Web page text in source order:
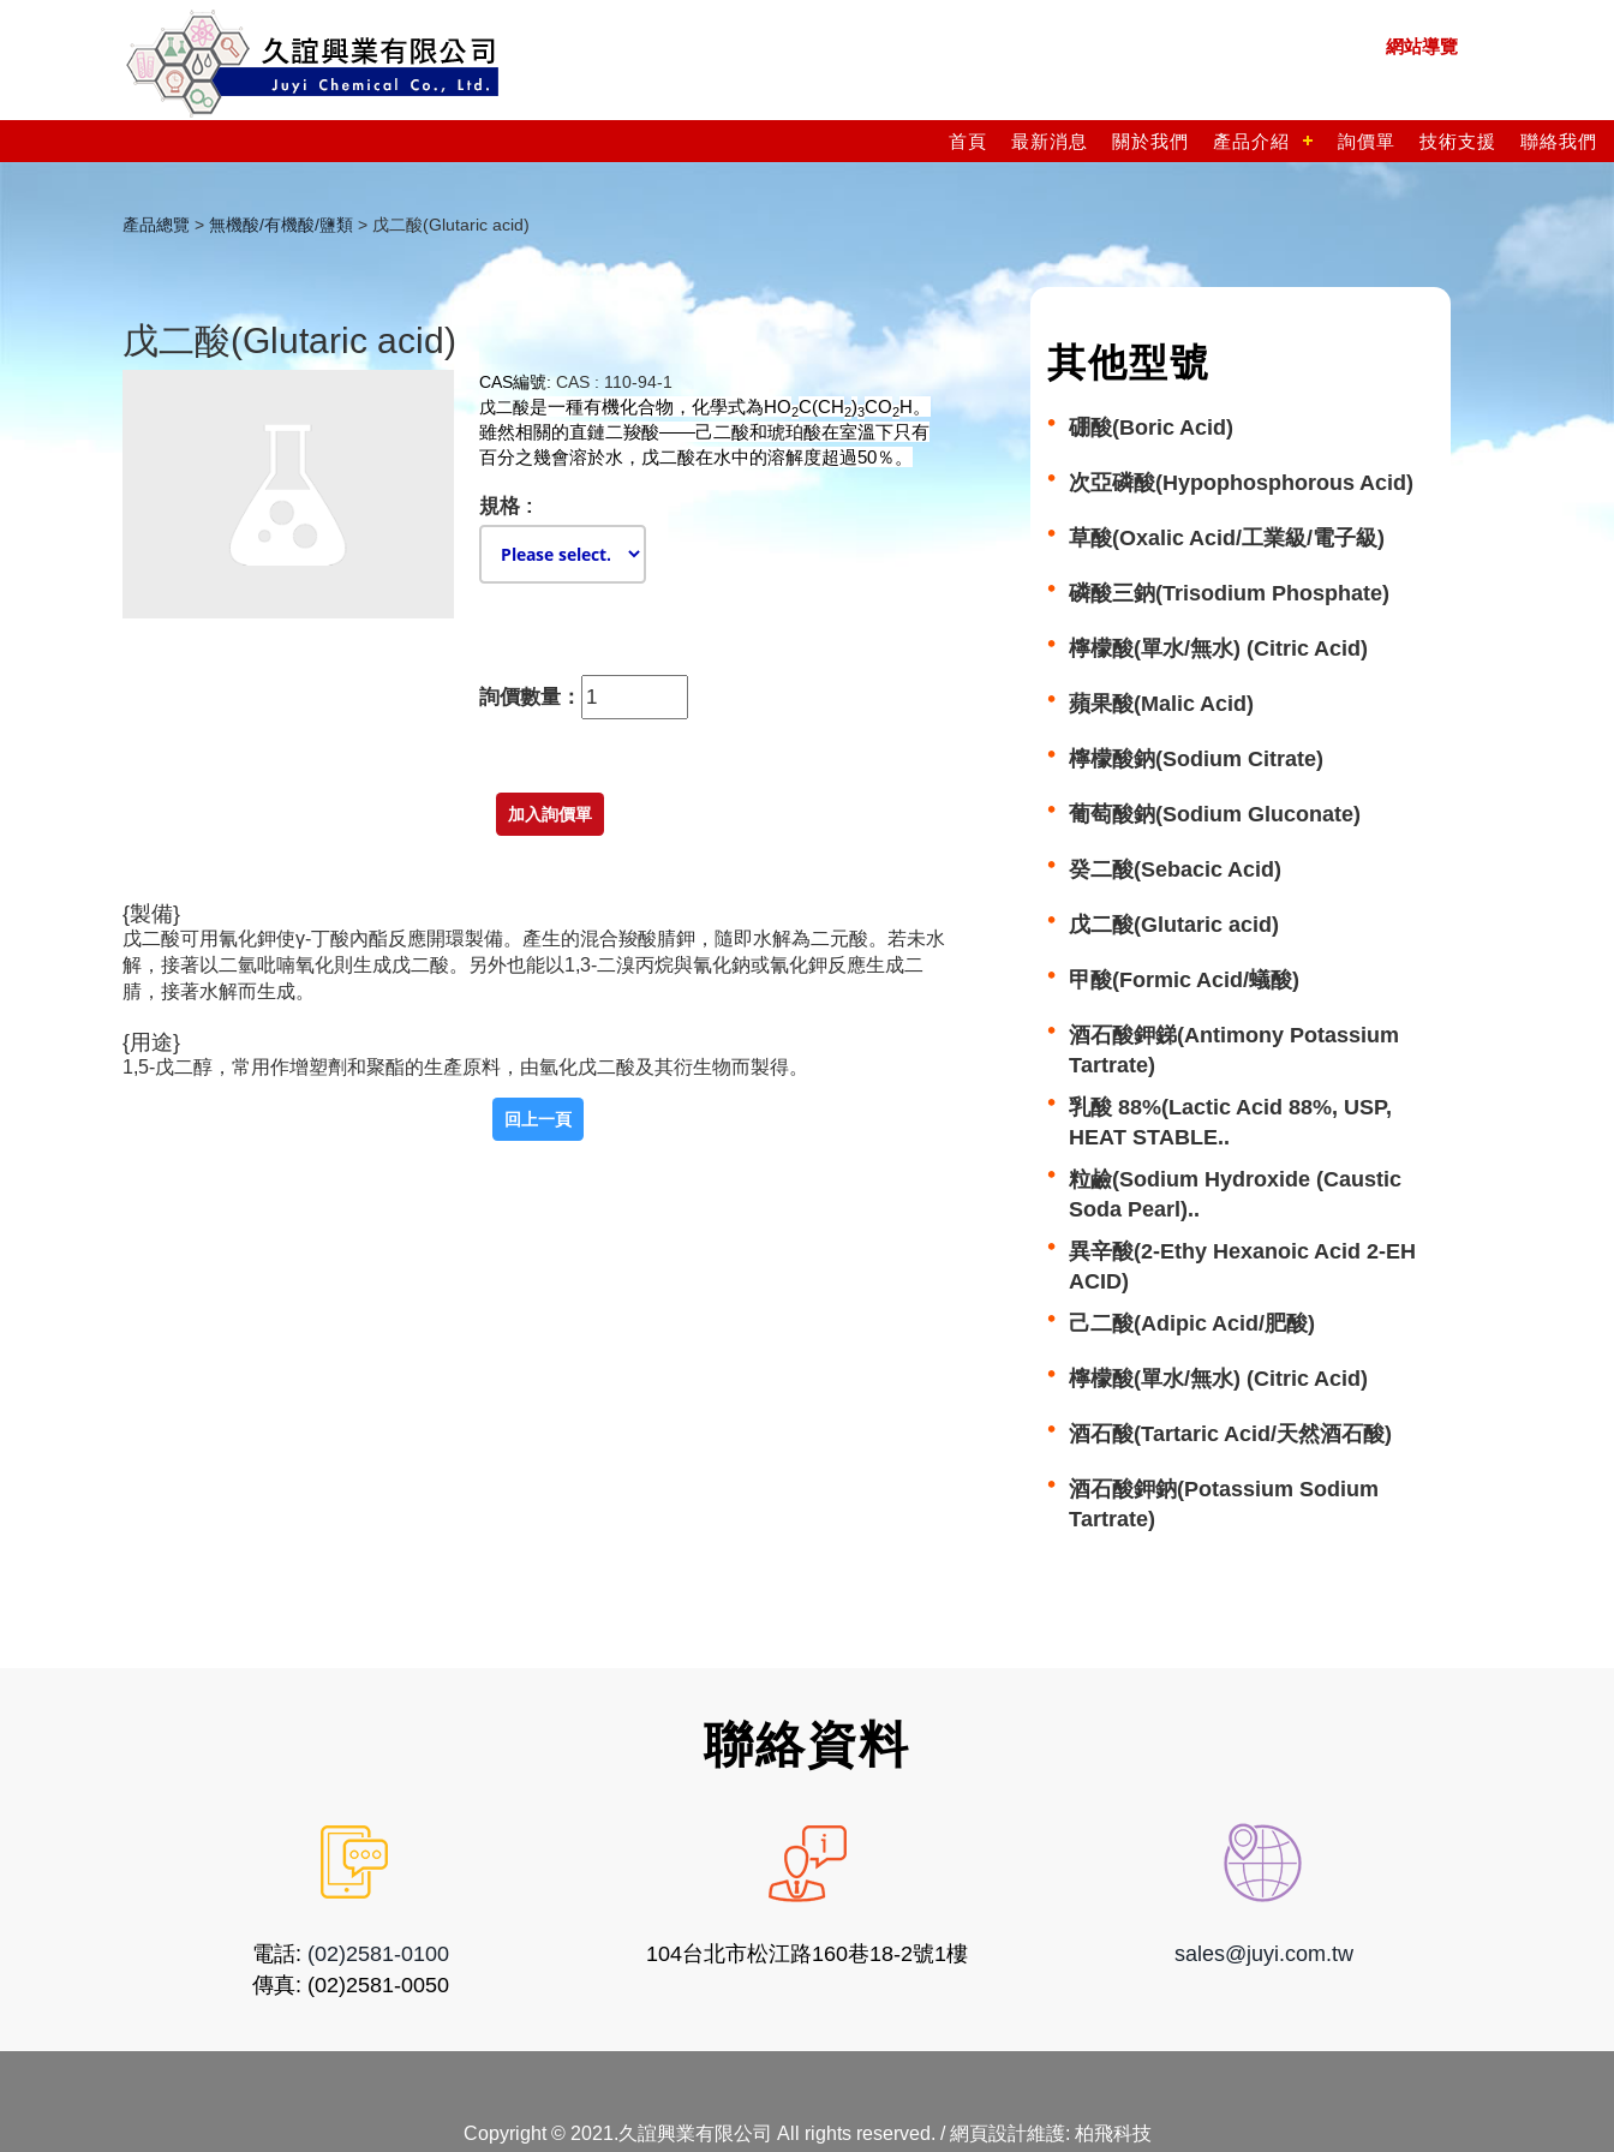
網站導覽
首頁 最新消息 關於我們 產品介紹 詢價單 技術支援 聯絡我們
產品總覽 > 無機酸/有機酸/鹽類 > 戊二酸(Glutaric acid)
戊二酸(Glutaric acid)
CAS編號: CAS : 110-94-1
戊二酸是一種有機化合物 ，化學式為HO2C(CH2)3CO2H。
雖然相關的直鏈二羧酸——己二酸和琥珀酸在室溫下只有
百分之幾會溶於水，戊二酸在水中的溶解度超過50％。
規格 :
詢價數量：
{製備}
戊二酸可用氰化鉀使γ-丁酸內酯反應開環製備。產生的混合羧酸腈鉀，隨即水解為二元酸。若未水
解，接著以二氫吡喃氧化則生成戊二酸。另外也能以1,3-二溴丙烷與氰化鈉或氰化鉀反應生成二
腈，接著水解而生成。
{用途}
1,5-戊二醇，常用作增塑劑和聚酯的生產原料，由氫化戊二酸及其衍生物而製得。
其他型號
硼酸(Boric Acid)
次亞磷酸(Hypophosphorous Acid)
草酸(Oxalic Acid/工業級/電子級)
磷酸三鈉(Trisodium Phosphate)
檸檬酸(單水/無水) (Citric Acid)
蘋果酸(Malic Acid)
檸檬酸鈉(Sodium Citrate)
葡萄酸鈉(Sodium Gluconate)
癸二酸(Sebacic Acid)
戊二酸(Glutaric acid)
甲酸(Formic Acid/蟻酸)
酒石酸鉀銻(Antimony Potassium
Tartrate)
乳酸 88%(Lactic Acid 88%, USP,
HEAT STABLE..
粒鹼(Sodium Hydroxide (Caustic
Soda Pearl)..
異辛酸(2-Ethy Hexanoic Acid 2-EH
ACID)
己二酸(Adipic Acid/肥酸)
檸檬酸(單水/無水) (Citric Acid)
酒石酸(Tartaric Acid/天然酒石酸)
酒石酸鉀鈉(Potassium Sodium
Tartrate)
聯絡資料
電話: (02)2581-0100
傳真: (02)2581-0050
104台北市松江路160巷18-2號1樓 sales@juyi.com.tw
Copyright © 2021.久誼興業有限公司 All rights reserved. / 網頁設計維護: 柏飛科技